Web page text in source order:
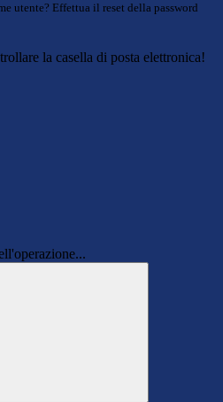
utente? Effettua il reset della password
la casella di posta elettronica!